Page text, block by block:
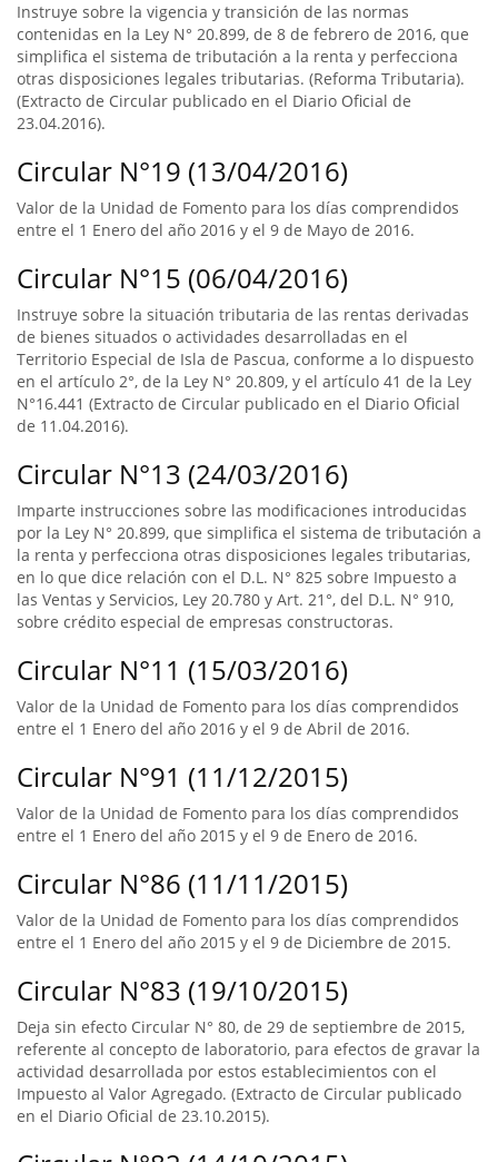
Instruye sobre la vigencia y transición de las normas
contenidas en la Ley N° 20.899, de 8 de febrero de 2016, que
simplifica el sistema de tributación a la renta y perfecciona
otras disposiciones legales tributarias. (Reforma Tributaria).
(Extracto de Circular publicado en el Diario Oficial de
23.04.2016).
Circular N°19 (13/04/2016)
Valor de la Unidad de Fomento para los días comprendidos
entre el 1 Enero del año 2016 y el 9 de Mayo de 2016.
Circular N°15 (06/04/2016)
Instruye sobre la situación tributaria de las rentas derivadas
de bienes situados o actividades desarrolladas en el
Territorio Especial de Isla de Pascua, conforme a lo dispuesto
en el artículo 2°, de la Ley N° 20.809, y el artículo 41 de la Ley
N°16.441 (Extracto de Circular publicado en el Diario Oficial
de 11.04.2016).
Circular N°13 (24/03/2016)
Imparte instrucciones sobre las modificaciones introducidas
por la Ley N° 20.899, que simplifica el sistema de tributación a
la renta y perfecciona otras disposiciones legales tributarias,
en lo que dice relación con el D.L. N° 825 sobre Impuesto a
las Ventas y Servicios, Ley 20.780 y Art. 21°, del D.L. N° 910,
sobre crédito especial de empresas constructoras.
Circular N°11 (15/03/2016)
Valor de la Unidad de Fomento para los días comprendidos
entre el 1 Enero del año 2016 y el 9 de Abril de 2016.
Circular N°91 (11/12/2015)
Valor de la Unidad de Fomento para los días comprendidos
entre el 1 Enero del año 2015 y el 9 de Enero de 2016.
Circular N°86 (11/11/2015)
Valor de la Unidad de Fomento para los días comprendidos
entre el 1 Enero del año 2015 y el 9 de Diciembre de 2015.
Circular N°83 (19/10/2015)
Deja sin efecto Circular N° 80, de 29 de septiembre de 2015,
referente al concepto de laboratorio, para efectos de gravar la
actividad desarrollada por estos establecimientos con el
Impuesto al Valor Agregado. (Extracto de Circular publicado
en el Diario Oficial de 23.10.2015).